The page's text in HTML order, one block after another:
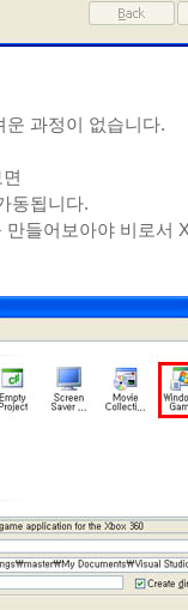
운 과정이 없습니다.
동됩니다.
들어보아야 비로서